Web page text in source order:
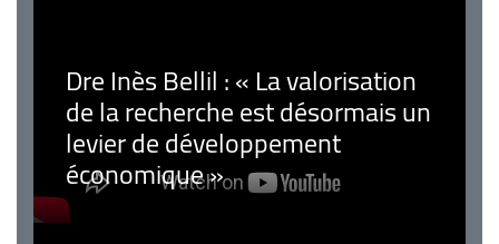
Dre Inès Bellil : « La valorisation
de la recherche est désormais un
levier de développement
économique »